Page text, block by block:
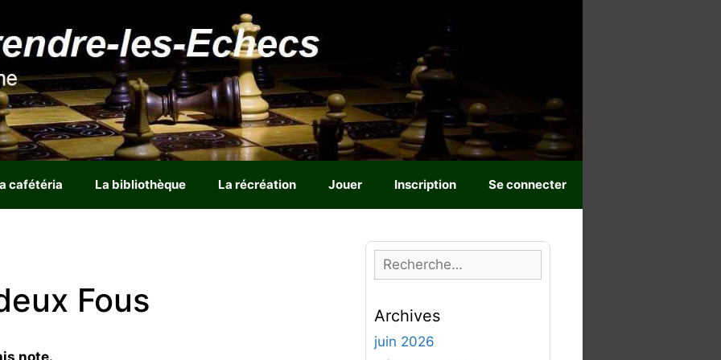
cafétéria La bibliothèque La récréation Jouer Inscription Se connecter
Fous
note.
e
h
e
Archives
juin 2026